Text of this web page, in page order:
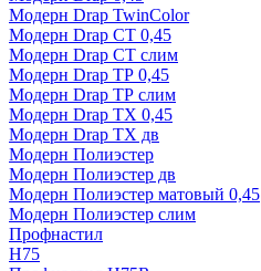
Модерн Drap TwinColor
Модерн Drap СТ 0,45
Модерн Drap СТ слим
Модерн Drap ТР 0,45
Модерн Drap ТР слим
Модерн Drap ТХ 0,45
Модерн Drap ТХ дв
Модерн Полиэстер
Модерн Полиэстер дв
Модерн Полиэстер матовый 0,45
Модерн Полиэстер слим
Профнастил
H75